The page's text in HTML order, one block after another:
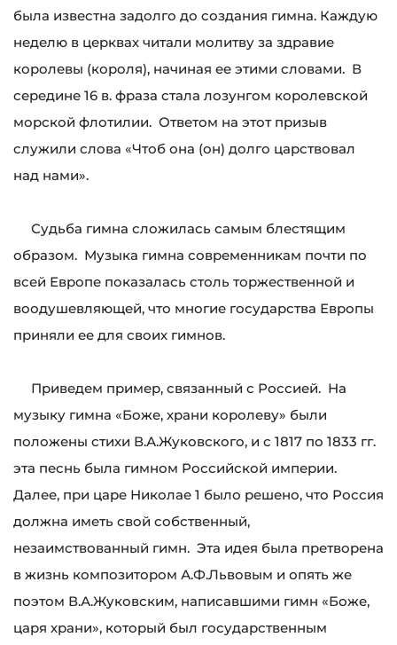
была известна задолго до создания гимна. Каждую
неделю в церквах читали молитву за здравие
королевы (короля), начиная ее этими словами. В
середине 16 в. фраза стала лозунгом королевской
морской флотилии. Ответом на этот призыв
служили слова «Чтоб она (он) долго царствовал
над нами».
Судьба гимна сложилась самым блестящим
образом. Музыка гимна современникам почти по
всей Европе показалась столь торжественной и
воодушевляющей, что многие государства Европы
приняли ее для своих гимнов.
Приведем пример, связанный с Россией. На
музыку гимна «Боже, храни королеву» были
положены стихи В.А.Жуковского, и с 1817 по 1833 гг.
эта песнь была гимном Российской империи.
Далее, при царе Николае 1 было решено, что Россия
должна иметь свой собственный,
незаимствованный гимн. Эта идея была претворена
в жизнь композитором А.Ф.Львовым и опять же
поэтом В.А.Жуковским, написавшими гимн «Боже,
царя храни», который был государственным